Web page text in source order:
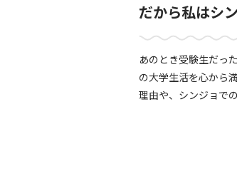
だから私はシ
あのとき受験生だっ
の大学生活を心から
理由や、シンジョで